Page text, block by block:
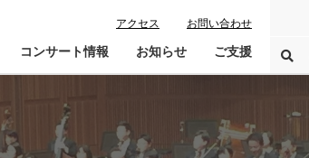
アクセス お問い合わせ
コンサート情報
チケット購入ガイド
お知らせ ご支援
寄付控除について